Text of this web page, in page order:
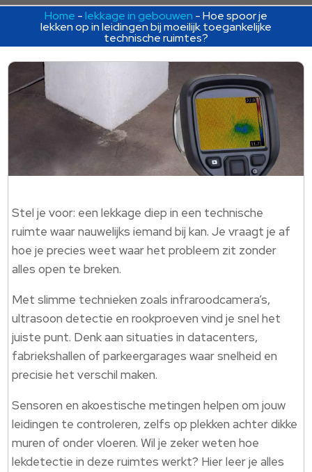
Home -lekkage in gebouwen -Hoe spoor je
lekken op in leidingen bij moeilijk toegankelijke
technische ruimtes?
Stel je voor: een lekkage diep in een technische
ruimte waar nauwelijks iemand bij kan. Je vraagt je af
hoe je precies weet waar het probleem zit zonder
alles open te breken.
Met slimme technieken zoals infraroodcamera’s,
ultrasoon detectie en rookproeven vind je snel het
juiste punt. Denk aan situaties in datacenters,
fabriekshallen of parkeergarages waar snelheid en
precisie het verschil maken.
Sensoren en akoestische metingen helpen om jouw
leidingen te controleren, zelfs op plekken achter dikke
muren of onder vloeren. Wil je zeker weten hoe
lekdetectie in deze ruimtes werkt? Hier leer je alles